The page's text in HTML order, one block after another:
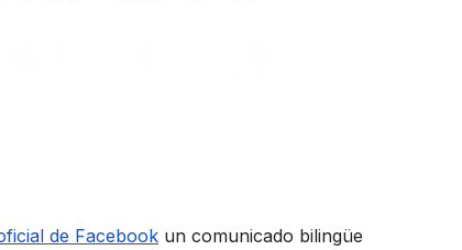
de Facebook un comunicado bilingüe